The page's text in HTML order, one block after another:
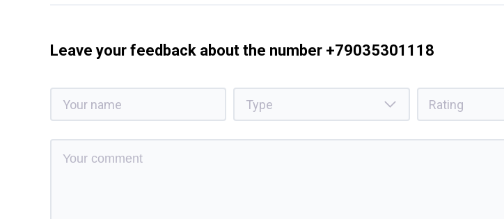
Leave your feedback about the number +79035301118